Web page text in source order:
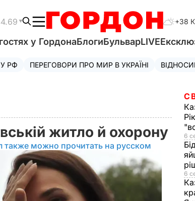
+38
у ГордонаБлогиБульварLIVE
РФ ПЕРЕГОВОРИ ПРО МИР В УКРАЇНІ
житло й охорону
также можно прочитать на русском
6
6